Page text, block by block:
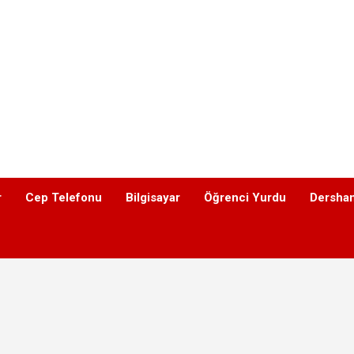
Cep Telefonu Bilgisayar Öğrenci Yurdu